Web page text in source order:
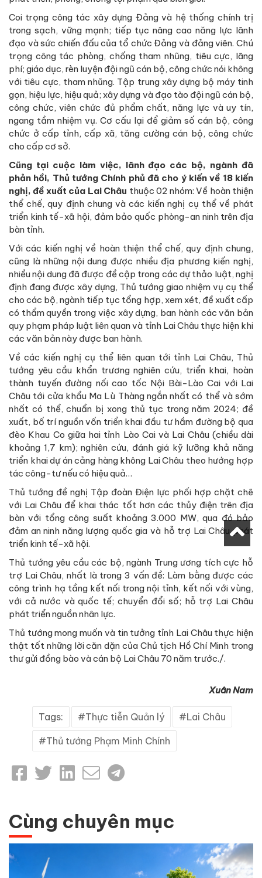
Coi trọng công tác xây dựng Đảng và hệ thống chính trị
trong sạch, vững mạnh; tiếp tục nâng cao năng lực lãnh
đạo và sức chiến đấu của tổ chức Đảng và đảng viên. Chú
trọng công tác phòng, chống tham nhũng, tiêu cực, lãng
phí; giáo dục, rèn luyện đội ngũ cán bộ, công chức nói không
với tiêu cực, tham nhũng. Tập trung xây dựng bộ máy tinh
gọn, hiệu lực, hiệu quả; xây dựng và đạo tào đội ngũ cán bộ,
công chức, viên chức đủ phẩm chất, năng lực và uy tín,
ngang tầm nhiệm vụ. Cơ cấu lại để giảm số cán bộ, công
chức ở cấp tỉnh, cấp xã, tăng cường cán bộ, công chức
cho cấp cơ sở.
Cũng tại cuộc làm việc, lãnh đạo các bộ, ngành đã
phản hồi, Thủ tướng Chính phủ đã cho ý kiến về 18 kiến
nghị, đề xuất của Lai Châu thuộc 02 nhóm: Về hoàn thiện
thể chế, quy định chung và các kiến nghị cụ thể về phát
triển kinh tế-xã hội, đảm bảo quốc phòng-an ninh trên địa
bàn tỉnh.
Với các kiến nghị về hoàn thiện thể chế, quy định chung,
cũng là những nội dung được nhiều địa phương kiến nghị,
nhiều nội dung đã được đề cập trong các dự thảo luật, nghị
định đang được xây dựng, Thủ tướng giao nhiệm vụ cụ thể
cho các bộ, ngành tiếp tục tổng hợp, xem xét, đề xuất cấp
có thẩm quyền trong việc xây dựng, ban hành các văn bản
quy phạm pháp luật liên quan và tỉnh Lai Châu thực hiện khi
các văn bản này được ban hành.
Về các kiến nghị cụ thể liên quan tới tỉnh Lai Châu, Thủ
tướng yêu cầu khẩn trương nghiên cứu, triển khai, hoàn
thành tuyến đường nối cao tốc Nội Bài-Lào Cai với Lai
Châu tới cửa khẩu Ma Lù Thàng ngắn nhất có thể và sớm
nhất có thể, chuẩn bị xong thủ tục trong năm 2024; đề
xuất, bố trí nguồn vốn triển khai đầu tư hầm đường bộ qua
đèo Khau Co giữa hai tỉnh Lào Cai và Lai Châu (chiều dài
khoảng 1,7 km); nghiên cứu, đánh giá kỹ lưỡng khả năng
triển khai dự án cảng hàng không Lai Châu theo hướng hợp
tác công-tư nếu có hiệu quả…
Thủ tướng đề nghị Tập đoàn Điện lực phối hợp chặt chẽ
với Lai Châu để khai thác tốt hơn các thủy điện trên địa
bàn với tổng công suất khoảng 3.000 MW, qua đó bảo
đảm an ninh năng lượng quốc gia và hỗ trợ Lai Châu phát
triển kinh tế-xã hội.
Thủ tướng yêu cầu các bộ, ngành Trung ương tích cực hỗ
trợ Lai Châu, nhất là trong 3 vấn đề: Làm bằng được các
công trình hạ tầng kết nối trong nội tỉnh, kết nối với vùng,
với cả nước và quốc tế; chuyển đổi số; hỗ trợ Lai Châu
phát triển nguồn nhân lực.
Thủ tướng mong muốn và tin tưởng tỉnh Lai Châu thực hiện
thật tốt những lời căn dặn của Chủ tịch Hồ Chí Minh trong
thư gửi đồng bào và cán bộ Lai Châu 70 năm trước./.
Xuân Nam
Tags: Thực tiễn Quản lý Lai Châu
Thủ tướng Phạm Minh Chính
Cùng chuyên mục